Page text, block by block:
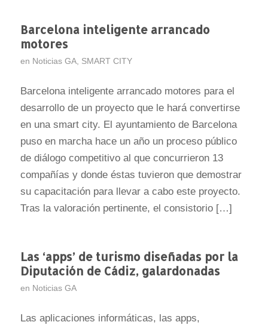
Barcelona inteligente arrancado
motores
en Noticias GA, SMART CITY
Barcelona inteligente arrancado motores para el
desarrollo de un proyecto que le hará convertirse
en una smart city. El ayuntamiento de Barcelona
puso en marcha hace un año un proceso público
de diálogo competitivo al que concurrieron 13
compañías y donde éstas tuvieron que demostrar
su capacitación para llevar a cabo este proyecto.
Tras la valoración pertinente, el consistorio […]
Las ‘apps’ de turismo diseñadas por la
Diputación de Cádiz, galardonadas
en Noticias GA
Las aplicaciones informáticas, las apps,